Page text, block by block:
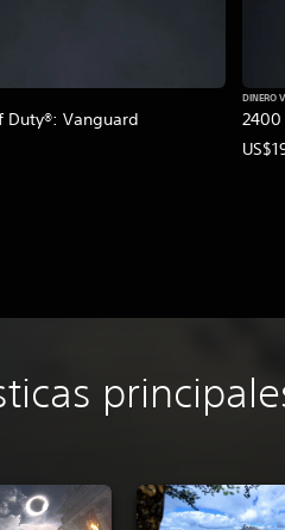
Duty®: Vanguard 2400
DINERO